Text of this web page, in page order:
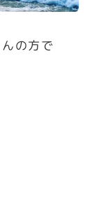
の方で